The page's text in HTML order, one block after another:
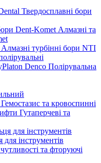
Твердосплавні бори
Алмазні та
Алмазні турбінні бори NTI
Полірувальна
Гемостазис та кровоспинні
Гутаперчеві та
для інструментів